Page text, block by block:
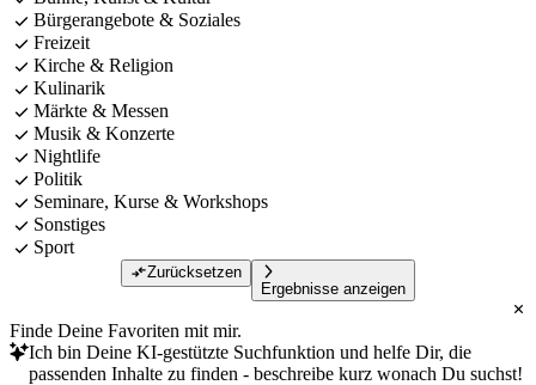
Bürgerangebote & Soziales
Freizeit
Kirche & Religion
Kulinarik
Märkte & Messen
Musik & Konzerte
Nightlife
Politik
Seminare, Kurse & Workshops
Sonstiges
Sport
Zurücksetzen
Ergebnisse anzeigen
Finde Deine Favoriten mit mir.
Ich bin Deine KI-gestützte Suchfunktion und helfe Dir, die
passenden Inhalte zu finden - beschreibe kurz wonach Du suchst!